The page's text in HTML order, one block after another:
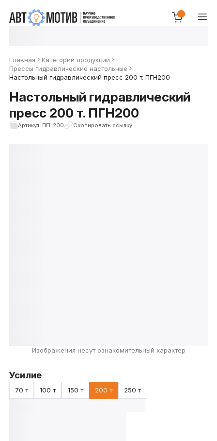
Главная
Категории продукции
Прессы гидравлические настольные
Настольный гидравлический пресс 200 т. ПГН200
Настольный гидравлический
пресс 200 т. ПГН200
Артикул: ПГН200 Скопировать ссылку
Изображения несут ознакомительный характер
Усилие
70 т 100 т 150 т 200 т 250 т